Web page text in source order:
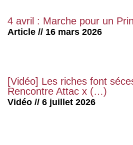
4 avril : Marche pour un
Article // 16 mars 2026
[Vidéo] Les riches font
Rencontre Attac x (…)
Vidéo // 6 juillet 2026